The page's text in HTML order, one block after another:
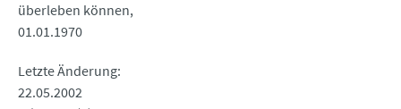
überleben können
01.01.1970
Letzte Änderung
22.05.2002